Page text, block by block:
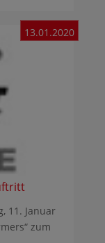
13.01.2020
11. Januar
zum